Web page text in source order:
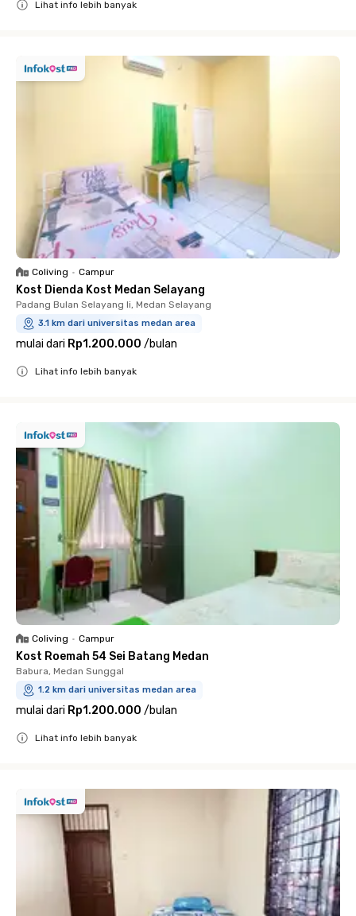
Lihat info lebih banyak
Coliving • Campur
Kost Dienda Kost Medan Selayang
Padang Bulan Selayang Ii, Medan Selayang
3.1 km dari universitas medan area
mulai dari Rp1.200.000 /bulan
Lihat info lebih banyak
Coliving • Campur
Kost Roemah 54 Sei Batang Medan
Babura, Medan Sunggal
1.2 km dari universitas medan area
mulai dari Rp1.200.000 /bulan
Lihat info lebih banyak